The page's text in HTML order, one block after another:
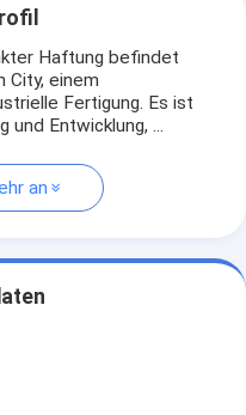
Haftung befindet
City, einem
Fertigung. Es ist
und Entwicklung, ...
an